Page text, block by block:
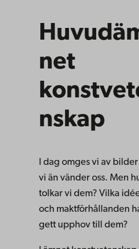
net
nskap
I dag omges vi av
vi än vänder oss. Men
tolkar vi dem? Vilka
och maktförhållanden
gett upphov till dem?